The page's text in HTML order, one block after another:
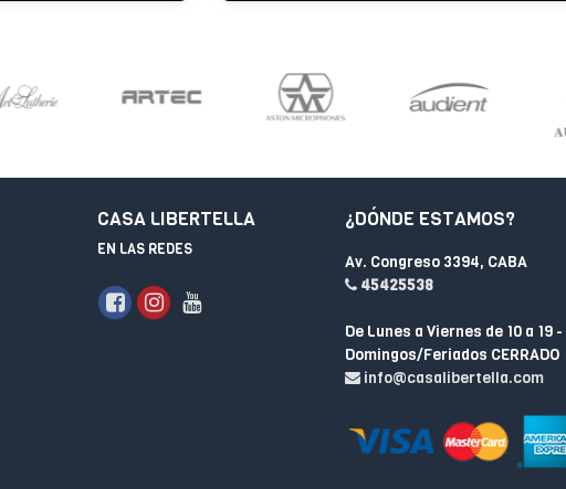
CASA LIBERTELLA
EN LAS REDES
¿DÓNDE ESTAMOS?
Av. Congreso 3394, CABA
45425538
De Lunes a Viernes de 10 a
Domingos/Feriados CERRADO
info@casalibertella.com